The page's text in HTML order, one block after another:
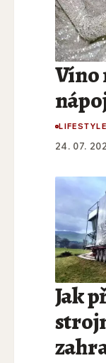
Víno
LIFESTYLE
24. 07.
Jak